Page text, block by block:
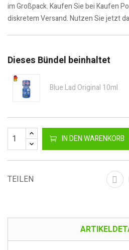
im Großpack. Kaufen Sie bei Kaufen
diskretem Versand. Nutzen Sie jetzt
Dieses Bündel beinhaltet
Blue Lad Original 10ml
IN DEN WARENKORB
TEILEN